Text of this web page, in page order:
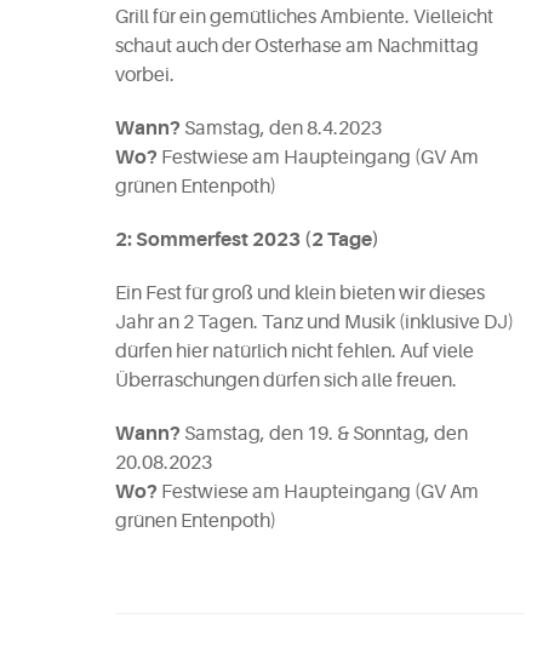
Grill für ein gemütliches Ambiente. Vielleicht
schaut auch der Osterhase am Nachmittag
vorbei.
Wann? Samstag, den 8.4.2023
Wo? Festwiese am Haupteingang (GV Am
grünen Entenpoth)
2: Sommerfest 2023 (2 Tage)
Ein Fest für groß und klein bieten wir dieses
Jahr an 2 Tagen. Tanz und Musik (inklusive DJ)
dürfen hier natürlich nicht fehlen. Auf viele
Überraschungen dürfen sich alle freuen.
Wann? Samstag, den 19. & Sonntag, den
20.08.2023
Wo? Festwiese am Haupteingang (GV Am
grünen Entenpoth)